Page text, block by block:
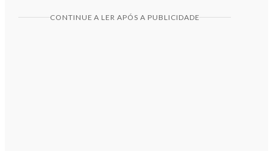
CONTINUE A LER APÓS A PUBLICIDADE